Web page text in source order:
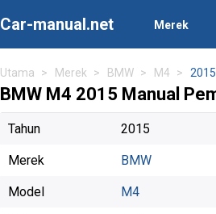
Car-manual.net Merek
Utama Merek BMW M4 2015
BMW M4 2015 Manual
Tahun 2015
Merek BMW
Model M4